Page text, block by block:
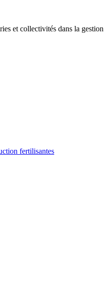
et collectivités dans la
fertilisantes